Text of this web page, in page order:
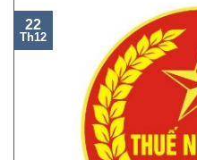
22
Th12